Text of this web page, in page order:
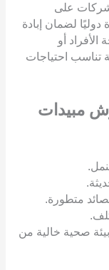
على
دوليًا لضمان إبادة
أو
تناسب احتياجات
مبيدات
متطورة.
صحية خالية من